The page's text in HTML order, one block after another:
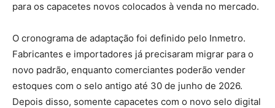
para os capacetes novos colocados à venda no mercado.
O cronograma de adaptação foi definido pelo Inmetro.
Fabricantes e importadores já precisaram migrar para o
novo padrão, enquanto comerciantes poderão vender
estoques com o selo antigo até 30 de junho de 2026.
Depois disso, somente capacetes com o novo selo digital